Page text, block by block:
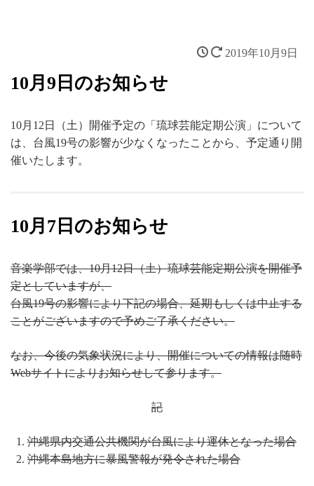
2019年10月9日
10月9日のお知らせ
10月12日（土）開催予定の「琉球芸能定期公演」について
は、台風19号の影響が少なくなったことから、予定通り開
催いたします。
10月7日のお知らせ
音楽学部では、10月12日（土）琉球芸能定期公演を開催予
定としていますが、
台風19号の影響により下記の場合、延期もしくは中止する
ことがございますので予めご了承ください。
なお、今後の気象状況により、開催についての情報は随時
Webサイトによりお知らせして参ります。
記
沖縄県内交通公共機関が台風により運休となった場合
沖縄本島地方に暴風警報が発令された場合